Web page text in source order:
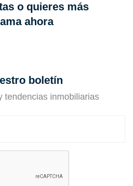
o quieres más
ahora
boletín
tendencias inmobiliarias